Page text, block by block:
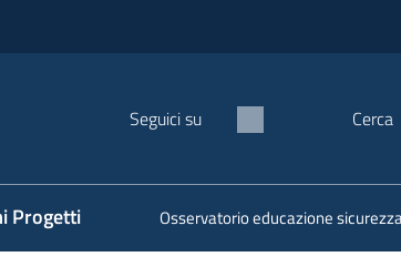
Seguici su Cerca
Progetti Osservatorio educazione